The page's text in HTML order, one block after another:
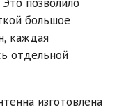
большое
каждая
отдельной
изготовлена